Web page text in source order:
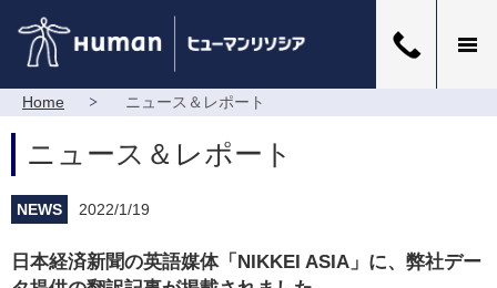
Home ニュース＆レポート
ニュース＆レポート
NEWS 2022/1/19
日本経済新聞の英語媒体「NIKKEI ASIA」に、弊社デー